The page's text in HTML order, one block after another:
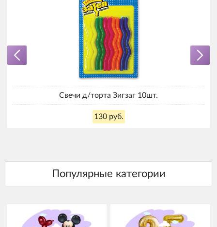
Свечи д/торта Зигзаг 10шт.
130 руб.